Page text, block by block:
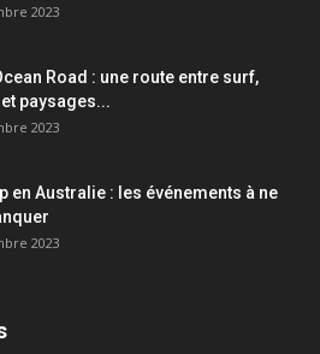
2023
Road : une route entre surf,
paysages...
2023
en Australie : les événements à ne
2023